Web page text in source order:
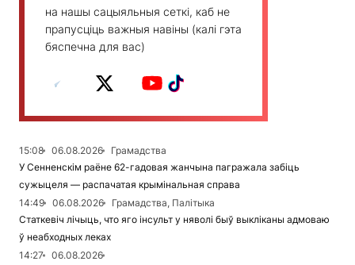
на нашы сацыяльныя сеткі, каб не
прапусціць важныя навіны (калі гэта
бяспечна для вас)
15:08 06.08.2026
Грамадства
У Сенненскім раёне 62-гадовая жанчына пагражала забіць
сужыцеля — распачатая крымінальная справа
14:49
06.08.2026
Грамадства, Палітыка
Статкевіч лічыць, что яго інсульт у няволі быў выкліканы адмоваю
ў неабходных леках
14:27
06.08.2026